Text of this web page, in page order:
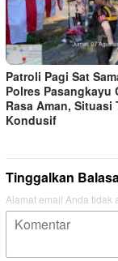
Patroli Pagi Sat
Polres Pasangkayu
Rasa Aman, Situasi
Kondusif
Tinggalkan
Alamat email Anda tidak